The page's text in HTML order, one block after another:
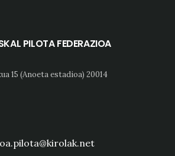
PILOTA FEDERAZIOA
15 (Anoeta estadioa) 20014